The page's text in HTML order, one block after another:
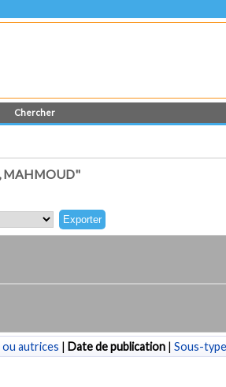
Chercher
MAHMOUD"
autrices | Date de publication | Sous-